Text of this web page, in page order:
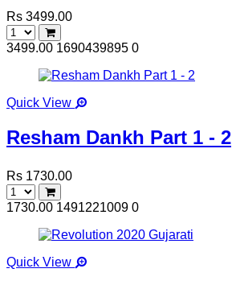
Rs 3499.00
3499.00 1690439895 0
Quick View
Resham Dankh Part 1 - 2
Rs 1730.00
1730.00 1491221009 0
Quick View